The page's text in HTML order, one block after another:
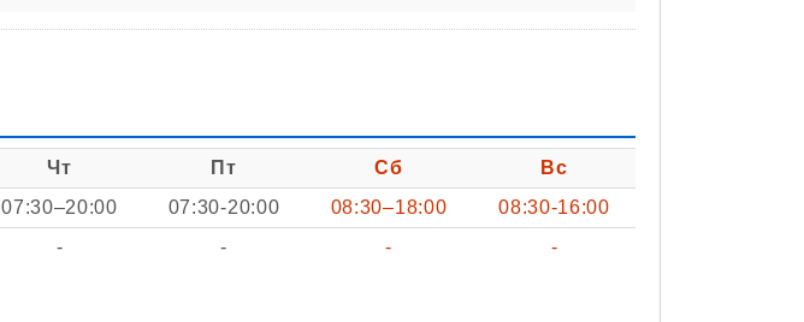
Чт Пт Сб
Вс
07:30–20:00 07:30-20:00 08:30–18:00
08:30-16:00
- - - -